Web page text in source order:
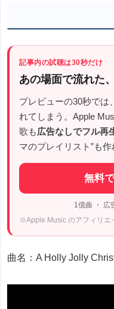
記事内の試聴は30秒だけ
あの場面で流れた
プレビューの30秒では
れてしまう。Apple
歌も広告なしでフル再
マのプレイリスト”も
無料
1億曲 ・ 広
※Apple Music のアフィリエ
曲名：A Holly Jolly